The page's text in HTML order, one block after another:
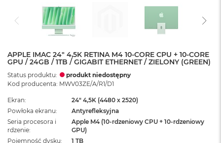
APPLE IMAC 24" 4,5K RETINA M4 10-CORE CPU + 10-CORE
GPU / 24GB / 1TB / GIGABIT ETHERNET / ZIELONY (GREEN)
Status produktu:
produkt niedostępny
Kod producenta: MWV03ZE/A/R1/D1
Ekran
24" 4,5K (4480 x 2520)
Powłoka ekranu
Antyrefleksyjna
Seria procesora i
rdzenie
Apple M4 (10-rdzeniowy CPU + 10-rdzeniowy
GPU)
Pojemność dysku
1 TB